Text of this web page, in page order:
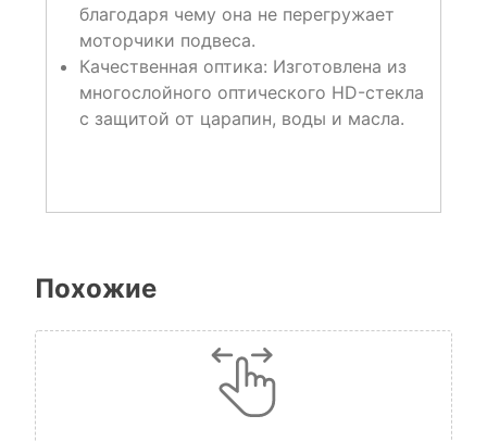
благодаря чему она не перегружает
моторчики подвеса.
Качественная оптика: Изготовлена из
многослойного оптического HD-стекла
с защитой от царапин, воды и масла.
Похожие